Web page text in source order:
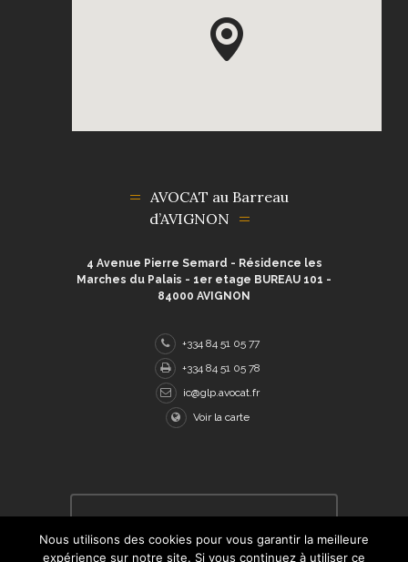
AVOCAT au Barreau
d’AVIGNON
4 Avenue Pierre Semard - Résidence les
Marches du Palais - 1er etage BUREAU 101 -
84000 AVIGNON
+334 84 51 05 77
+334 84 51 05 78
ic@glp.avocat.fr
Voir la carte
Avocate pénaliste et droits de la famille à
Avignon. Adaptation Wordpress par l'agence
Nous utilisons des cookies pour vous garantir la meilleure
expérience sur notre site. Si vous continuez à utiliser ce